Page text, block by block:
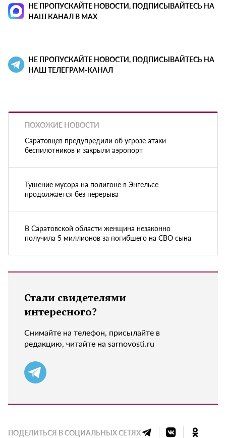
НЕ ПРОПУСКАЙТЕ НОВОСТИ, ПОДПИСЫВАЙТЕСЬ НА
НАШ КАНАЛ В MAX
НЕ ПРОПУСКАЙТЕ НОВОСТИ, ПОДПИСЫВАЙТЕСЬ НА
НАШ ТЕЛЕГРАМ-КАНАЛ
ПОХОЖИЕ НОВОСТИ
Саратовцев предупредили об угрозе атаки
беспилотников и закрыли аэропорт
Тушение мусора на полигоне в Энгельсе
продолжается без перерыва
В Саратовской области женщина незаконно
получила 5 миллионов за погибшего на СВО сына
Стали свидетелями
интересного?
Снимайте на телефон, присылайте в
редакцию, читайте на sarnovosti.ru
ПОДЕЛИТЬСЯ В СОЦИАЛЬНЫХ СЕТЯХ